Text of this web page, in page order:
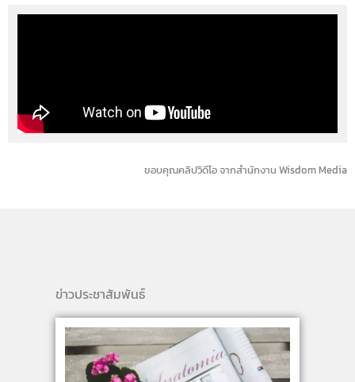
ขอบคุณคลิปวิดีโอ จากสำนักงาน Wisdom Media
ข่าวประชาสัมพันธ์